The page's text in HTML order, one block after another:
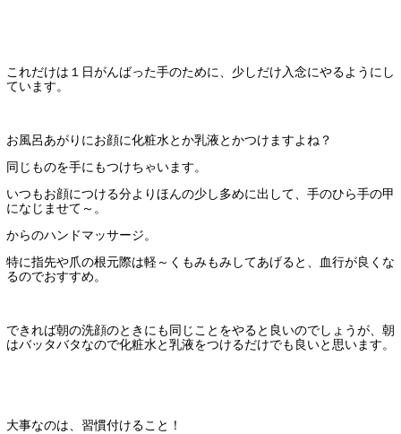
これだけは１日がんばった手のために、少しだけ入念にやるようにし
ています。
お風呂あがりにお顔に化粧水とか乳液とかつけますよね？
同じものを手にもつけちゃいます。
いつもお顔につける分よりほんの少し多めに出して、手のひら手の甲
になじませて～。
からのハンドマッサージ。
特に指先や爪の根元際は軽～くもみもみしてあげると、血行が良くな
るのでおすすめ。
できれば朝の洗顔のときにも同じことをやると良いのでしょうが、朝
はバッタバタなので化粧水と乳液をつけるだけでも良いと思います。
大事なのは、習慣付けること！